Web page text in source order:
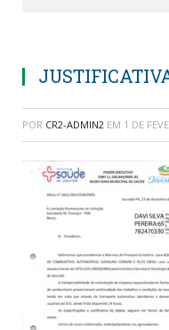
POR CR2-ADMIN2 EM 1 DE